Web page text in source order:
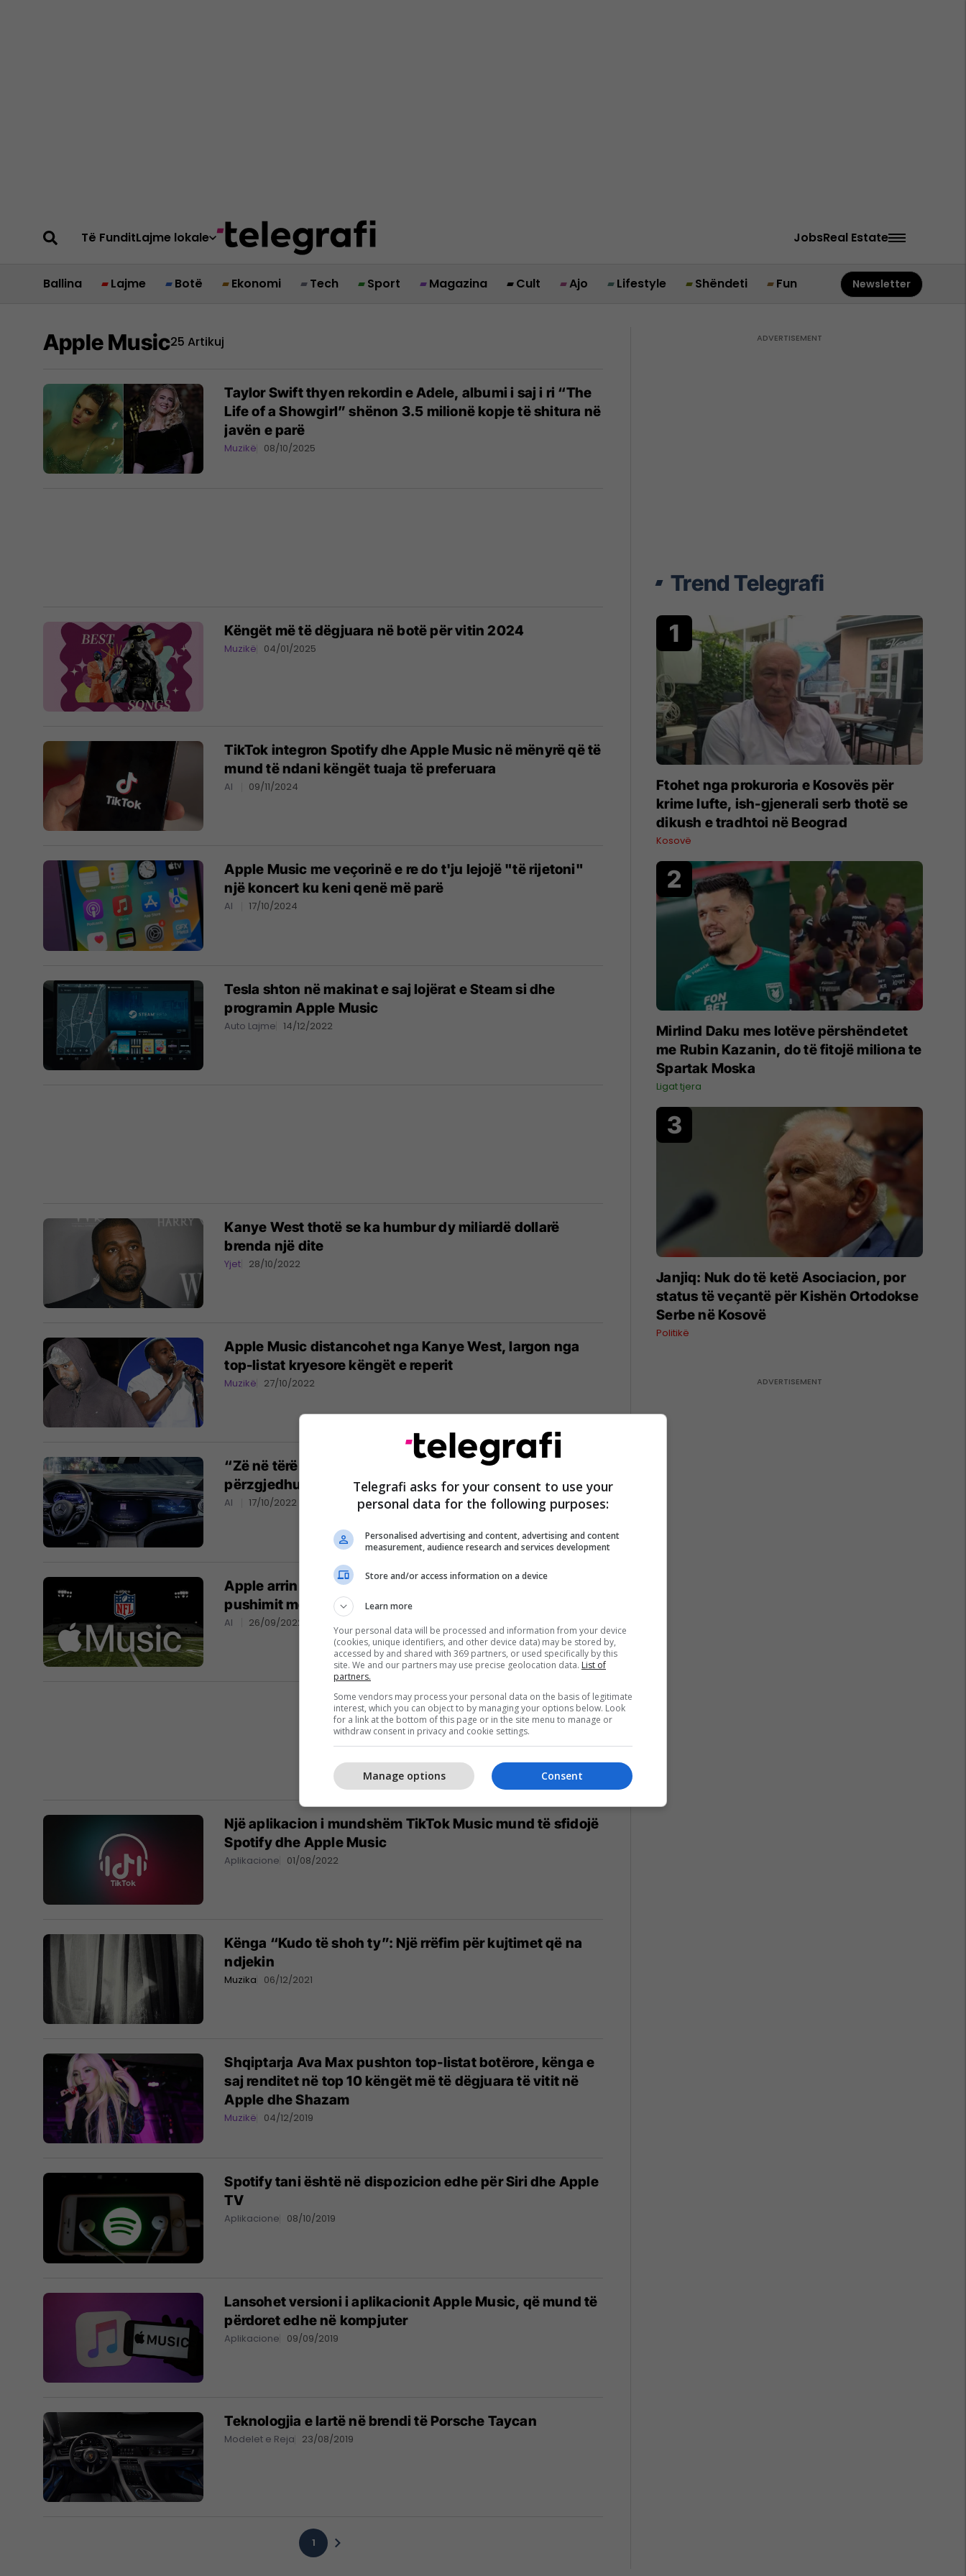
Të FunditLajme lokale JobsReal Estate
Ballina Lajme Botë Ekonomi Tech Sport Magazina Cult Ajo Lifestyle Shëndeti Fun Newsletter
Apple Music25 Artikuj
Taylor Swift thyen rekordin e Adele, albumi i saj i ri “The
Life of a Showgirl” shënon 3.5 milionë kopje të shitura në
javën e parë
Muzikë 08/10/2025
Këngët më të dëgjuara në botë për vitin 2024
Muzikë 04/01/2025
TikTok integron Spotify dhe Apple Music në mënyrë që të
mund të ndani këngët tuaja të preferuara
AI 09/11/2024
Apple Music me veçorinë e re do t'ju lejojë "të rijetoni"
një koncert ku keni qenë më parë
AI 17/10/2024
Tesla shton në makinat e saj lojërat e Steam si dhe
programin Apple Music
Auto Lajme 14/12/2022
Kanye West thotë se ka humbur dy miliardë dollarë
brenda një dite
Yjet 28/10/2022
Apple Music distancohet nga Kanye West, largon nga
top-listat kryesore këngët e reperit
Muzikë 27/10/2022
“Zë në tërë hapësirën” i Apple Music vjen në modelet e
përzgjedhura të Mercedes-Benz
AI 17/10/2022
Apple arrin marrëveshjen për të sponsorizuar shfaqjen e
pushimit mes pjesëve të NFL Super Bowl
AI 26/09/2022
Një aplikacion i mundshëm TikTok Music mund të sfidojë
Spotify dhe Apple Music
Aplikacione 01/08/2022
Kënga “Kudo të shoh ty”: Një rrëfim për kujtimet që na
ndjekin
Muzika 06/12/2021
Shqiptarja Ava Max pushton top-listat botërore, kënga e
saj renditet në top 10 këngët më të dëgjuara të vitit në
Apple dhe Shazam
Muzikë 04/12/2019
Spotify tani është në dispozicion edhe për Siri dhe Apple
TV
Aplikacione 08/10/2019
Lansohet versioni i aplikacionit Apple Music, që mund të
përdoret edhe në kompjuter
Aplikacione 09/09/2019
Teknologjia e lartë në brendi të Porsche Taycan
Modelet e Reja 23/08/2019
1
Trend Telegrafi
Ftohet nga prokuroria e Kosovës për
krime lufte, ish-gjenerali serb thotë se
dikush e tradhtoi në Beograd
Kosovë
Mirlind Daku mes lotëve përshëndetet
me Rubin Kazanin, do të fitojë miliona te
Spartak Moska
Ligat tjera
Janjiq: Nuk do të ketë Asociacion, por
status të veçantë për Kishën Ortodokse
Serbe në Kosovë
Politikë
Telegrafi asks for your consent to use your
personal data for the following purposes:
Personalised advertising and content, advertising and content
measurement, audience research and services development
Store and/or access information on a device
Learn more
Your personal data will be processed and information from your device
(cookies, unique identifiers, and other device data) may be stored by,
accessed by and shared with 369 partners, or used specifically by this
site. We and our partners may use precise geolocation data. List of
partners.
Some vendors may process your personal data on the basis of legitimate
interest, which you can object to by managing your options below. Look
for a link at the bottom of this page or in the site menu to manage or
withdraw consent in privacy and cookie settings.
Consent
Manage options